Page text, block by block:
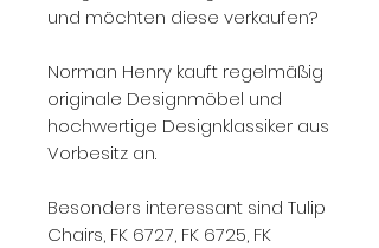
und möchten diese verkaufen?
Norman Henry kauft regelmäßig
originale Designmöbel und
hochwertige Designklassiker aus
Vorbesitz an.
Besonders interessant sind Tulip
Chairs, FK 6727, FK 6725, FK